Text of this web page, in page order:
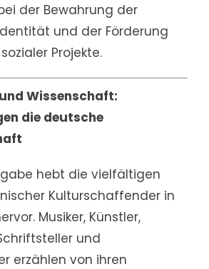
der Bewahrung der
und der Förderung
Projekte.
Wissenschaft:
die deutsche
hebt die vielfältigen
Kulturschaffender in
Musiker, Künstler,
und
erzählen von ihren